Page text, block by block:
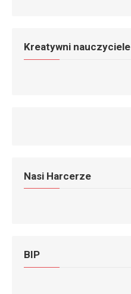
Kreatywni nauczyciele
Nasi Harcerze
BIP